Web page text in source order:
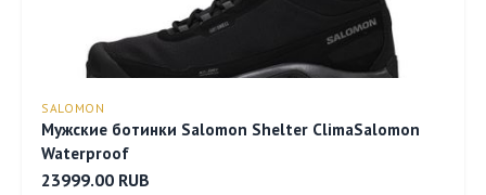
SALOMON
Мужские ботинки Salomon Shelter ClimaSalomon
Waterproof
23999.00 RUB